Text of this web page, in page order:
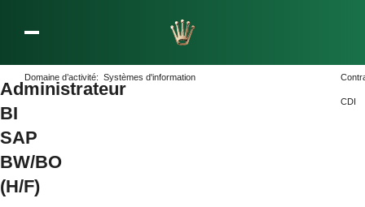
Administrateur
BI
SAP
BW/BO
(H/F)
Domaine d’activité: Systèmes d'information
CDI